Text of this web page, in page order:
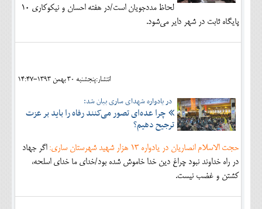
لحاظ مددجویان است/در هفته احسان و نیکوکاری 10
پایگاه ثابت در شهر دایر می‌شود.
انتشار:پنجشنبه 30 بهمن 1393-14:47
در یادواره شهدای ساری بیان شد:
چرا عده‌ای تصور می‌کنند رفاه را باید بر عزت
ترجیح دهیم؟
حجت الاسلام انصاریان در يادواره 13 هزار شهيد شهرستان ساري:
اگر جهاد
در راه خداوند نبود چراغ دين خدا خاموش شده بود/خداي ما خداي اسلحه،
كشتن و غضب نيست.